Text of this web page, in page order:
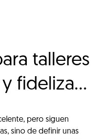
talleres
fidelizar
pero siguen
sino de definir unas